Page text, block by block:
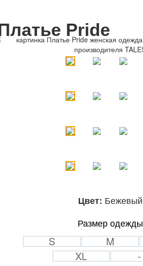
Pride
Цвет: Бежевый
Размер одежды
S M
XL
-